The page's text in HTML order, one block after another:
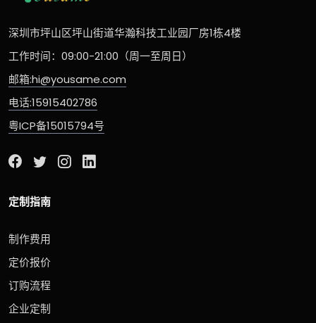
深圳市坪山区坪山街道华瀚科技工业园厂房1栋4楼
工作时间：09:00-21:00（周一至周日）
邮箱:hi@yousame.com
电话:15915402786
粤ICP备15015794号
定制指南
制作费用
定价报价
订购流程
企业定制